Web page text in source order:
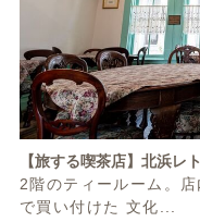
【旅する喫茶店】北浜レ
2階のティールーム。
で買い付けた 文化...